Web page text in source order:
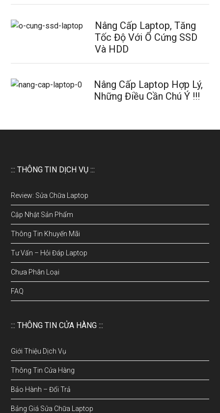
Nâng Cấp Laptop, Tăng
Tốc Độ Với Ổ Cứng SSD
Và HDD
Nâng Cấp Laptop Hợp Lý,
Những Điều Cần Chú Ý !!!
::: THÔNG TIN DỊCH VỤ :::
Review: Sửa Chữa Laptop
Cập Nhật Sản Phẩm
Thông Tin Khuyến Mãi
Tư Vấn – Hỏi Đáp Laptop
Chưa Phân Loại
FAQ
::: THÔNG TIN CỬA HÀNG :::
Giới Thiệu Dịch Vụ
Thông Tin Cửa Hàng
Bảo Hành – Đổi Trả
Bảng Giá Sửa Chữa Laptop